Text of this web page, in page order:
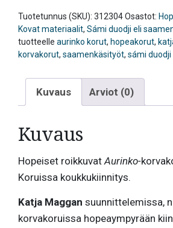
määrä
Tuotetunnus (SKU): 312304Osastot:
Kovat materiaalit, Sámi duodji eli
tuotteelle aurinko korut, hopeakorut,
korvakorut, saamenkäsityöt, sámi duodji
Kuvaus Arviot (0)
Kuvaus
Hopeiset roikkuvatAurinko-
Koruissa koukkukiinnitys.
Katja Maggan suunnittelemissa,
korvakoruissa hopeaympyrään